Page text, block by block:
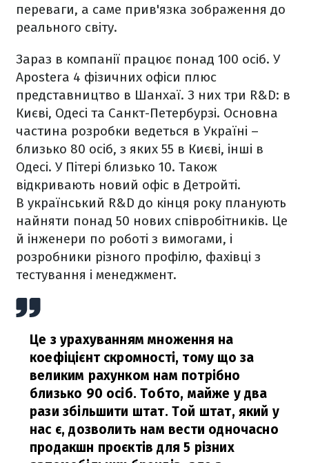
переваги, а саме прив'язка зображення до
реального світу.
Зараз в компанії працює понад 100 осіб. У
Apostera 4 фізичних офіси плюс
представництво в Шанхаї. З них три R&D: в
Києві, Одесі та Санкт-Петербурзі. Основна
частина розробки ведеться в Україні –
близько 80 осіб, з яких 55 в Києві, інші в
Одесі. У Пітері близько 10. Також
відкривають новий офіс в Детройті.
В український R&D до кінця року планують
найняти понад 50 нових співробітників. Це
й інженери по роботі з вимогами, і
розробники різного профілю, фахівці з
тестування і менеджмент.
Це з урахуванням множення на
коефіцієнт скромності, тому що за
великим рахунком нам потрібно
близько 90 осіб. Тобто, майже у два
рази збільшити штат. Той штат, який у
нас є, дозволить нам вести одночасно
продакшн проєктів для 5 різних